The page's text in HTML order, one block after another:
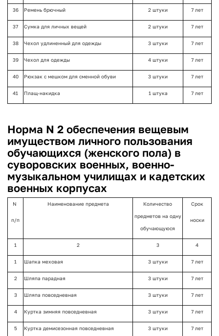
36 Ремень брючный 2 штуки 7 лет
37 Сумка для личных вещей 2 штуки 7 лет
38 Чехол удлиненный для одежды 3 штуки 7 лет
39 Чехол для одежды 4 штуки 7 лет
40 Рюкзак с мешком для сменной обуви 3 штуки 7 лет
41 Плащ-накидка 1 штука 7 лет
Норма N 2 обеспечения вещевым
имуществом личного пользования
обучающихся (женского пола) в
суворовских военных, военно-
музыкальном училищах и кадетских
военных корпусах
N
п/п
Наименование предмета Количество
предметов на одну
обучающуюся
Срок
носки
1 2 3 4
1 Шапка меховая 3 штуки 7 лет
2 Шляпа парадная 3 штуки 7 лет
3 Шляпа повседневная 3 штуки 7 лет
4 Куртка зимняя повседневная 3 штуки 7 лет
5 Куртка демисезонная повседневная 3 штуки 7 лет